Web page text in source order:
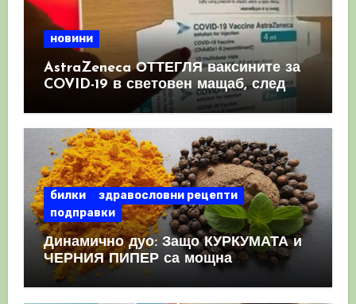
новини
AstraZeneca ОТТЕГЛЯ ваксините за
COVID-19 в световен мащаб, след
като призна, че те причиняват
билки
здравословни рецепти
подправки
Динамично дуо: Защо КУРКУМАТА и
ЧЕРНИЯ ПИПЕР са мощна
комбинация